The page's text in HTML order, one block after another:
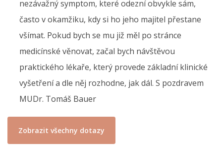
nezávažný symptom, které odezní obvykle sám,
často v okamžiku, kdy si ho jeho majitel přestane
všímat. Pokud bych se mu již měl po stránce
medicínské věnovat, začal bych návštěvou
praktického lékaře, který provede základní klinické
vyšetření a dle něj rozhodne, jak dál. S pozdravem
MUDr. Tomáš Bauer
Zobrazit všechny dotazy